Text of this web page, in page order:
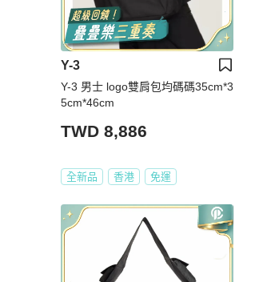
Y-3
Y-3 男士 logo雙肩包均碼碼35cm*3
5cm*46cm
TWD 8,886
全新品 香港 免運